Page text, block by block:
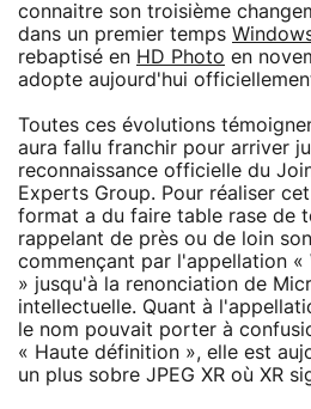
connaitre son troisième
dans un premier temps
rebaptisé en HD Photo en
adopte aujourd'hui
Toutes ces évolutions
aura fallu franchir pour arriver
reconnaissance officielle du
Experts Group. Pour réaliser
format a du faire table rase de
rappelant de près ou de loin
commençant par l'appellation «
» jusqu'à la renonciation de
intellectuelle. Quant à
le nom pouvait porter à
« Haute définition », elle est
un plus sobre JPEG XR où XR